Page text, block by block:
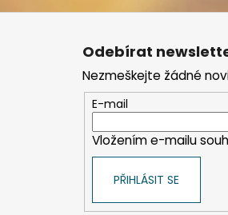
Z
Odebírat
Nezmeškejte žádné
E-mail
Vložením e-mailu
PŘIHLÁSIT SE